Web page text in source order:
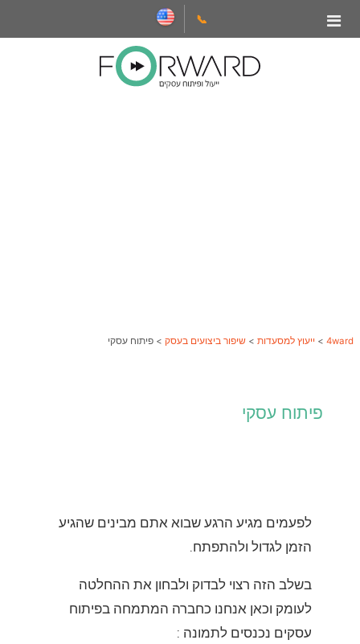
📞
4ward
> ייעוץ למסעדות > שיפור ביצועים בעסק > פיתוח עסקי
פיתוח עסקי
לפעמים מגיע הרגע שבוא אתם מבינים שהגיע
הזמן לגדול ולהתפתח.
בשלב הזה רצוי לבדוק ולבחון את ההחלטה
לעומק וכאן אנחנו כחברה המתמחה בפיתוח
עסקים נכנסים לתמונה :